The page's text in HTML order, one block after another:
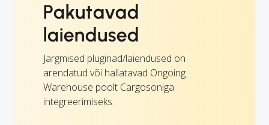
Pakutavad
laiendused
Järgmised pluginad/laiendused on
arendatud või hallatavad Ongoing
Warehouse poolt Cargosoniga
integreerimiseks.